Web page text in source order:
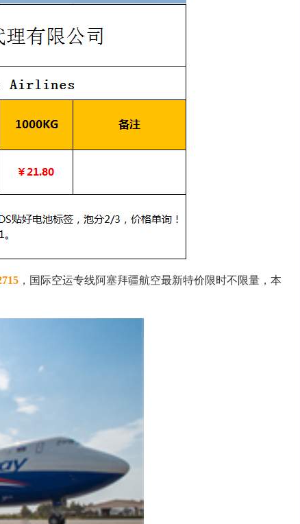
，国际空运专线阿塞拜疆航空最新特价限时不限量，本